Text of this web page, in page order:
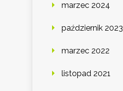
marzec 2024
październik 2023
marzec 2022
listopad 2021